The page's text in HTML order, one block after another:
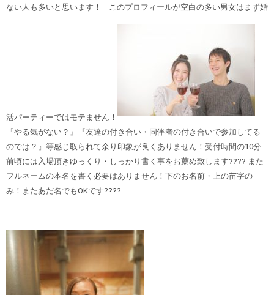
ない人も多いと思います！ このプロフィールが空白の多い男女はまず婚
活パーティーではモテません！
『やる気がない？』『友達の付き合い・同伴者の付き合いで参加してる
のでは？』等感じ取られて余り印象が良くありません！受付時間の10分
前頃には入場頂きゆっくり・しっかり書く事をお薦め致します???? また
フルネームの本名を書く必要はありません！下のお名前・上の苗字の
み！またあだ名でもOKです????